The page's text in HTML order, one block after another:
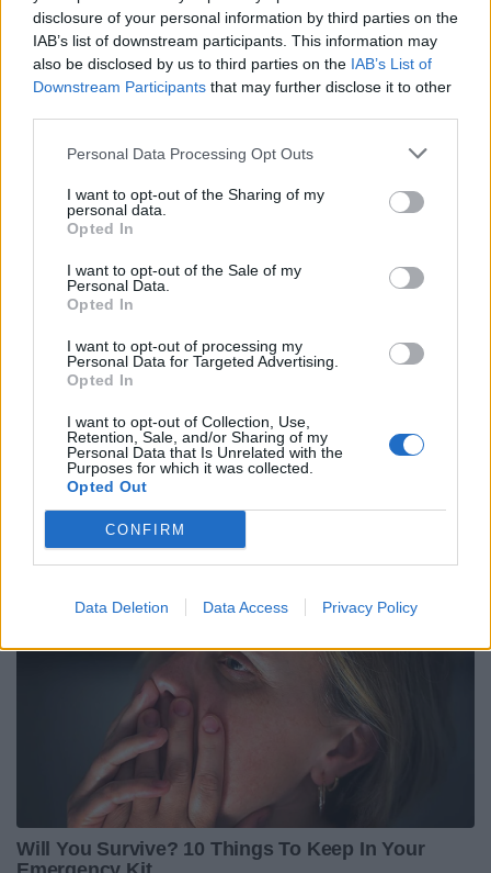
disclosure of your personal information by third parties on the
IAB’s list of downstream participants. This information may
also be disclosed by us to third parties on the IAB’s List of
Downstream Participants that may further disclose it to other
Personal Data Processing Opt Outs
I want to opt-out of the Sharing of my
personal data.
Opted In
I want to opt-out of the Sale of my
Personal Data.
Opted In
I want to opt-out of processing my
Personal Data for Targeted Advertising.
Opted In
I want to opt-out of Collection, Use,
Retention, Sale, and/or Sharing of my
Personal Data that Is Unrelated with the
Purposes for which it was collected.
Opted Out
CONFIRM
Data Deletion Data Access Privacy Policy
Paganica in Serie A2conferma Sergio Rorellini
come head coach. Confermati i due stranieri
Joji Buli (Fiji) e Otari Kilasonia (Georgia),
entrambi terze linee.